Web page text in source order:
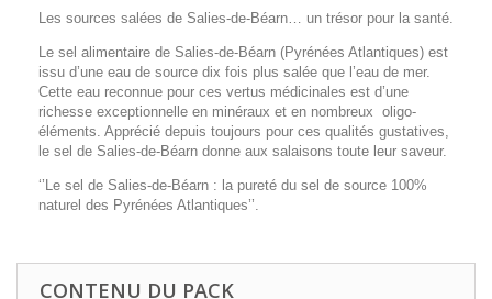
Les sources salées de Salies-de-Béarn… un trésor pour la santé.
Le sel alimentaire de Salies-de-Béarn (Pyrénées Atlantiques) est
issu d’une eau de source dix fois plus salée que l’eau de mer.
Cette eau reconnue pour ces vertus médicinales est d’une
richesse exceptionnelle en minéraux et en nombreux oligo-
éléments. Apprécié depuis toujours pour ces qualités gustatives,
le sel de Salies-de-Béarn donne aux salaisons toute leur saveur.
‘’Le sel de Salies-de-Béarn : la pureté du sel de source 100%
naturel des Pyrénées Atlantiques’’.
CONTENU DU PACK